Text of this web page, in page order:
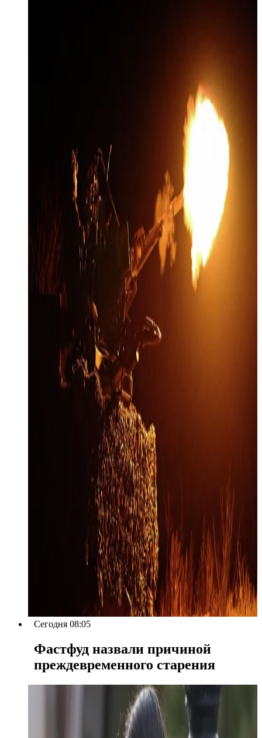
Сегодня 08:05
Фастфуд назвали причиной
преждевременного старения